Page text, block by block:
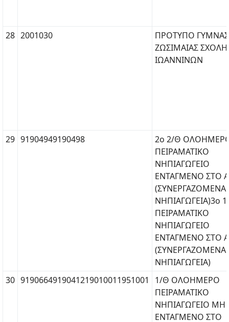
28 2001030
ΠΡΟΤΥΠΟ
ΖΩΣΙΜΑΙΑΣ
ΙΩΑΝΝΙΝΩΝ
29 91904949190498
2ο 2/Θ
ΠΕΙΡΑΜΑΤΙΚΟ
ΝΗΠΙΑΓΩΓΕΙΟ
ΕΝΤΑΓΜΕΝΟ ΣΤΟ
(ΣΥΝΕΡΓΑΖΟΜΕΝΑ
ΝΗΠΙΑΓΩΓΕΙΑ)3ο
ΠΕΙΡΑΜΑΤΙΚΟ
ΝΗΠΙΑΓΩΓΕΙΟ
ΕΝΤΑΓΜΕΝΟ ΣΤΟ
(ΣΥΝΕΡΓΑΖΟΜΕΝΑ
ΝΗΠΙΑΓΩΓΕΙΑ)
30 9190664919041219010011951001
1/Θ ΟΛΟΗΜΕΡΟ
ΠΕΙΡΑΜΑΤΙΚΟ
ΝΗΠΙΑΓΩΓΕΙΟ ΜΗ
ΕΝΤΑΓΜΕΝΟ ΣΤΟ